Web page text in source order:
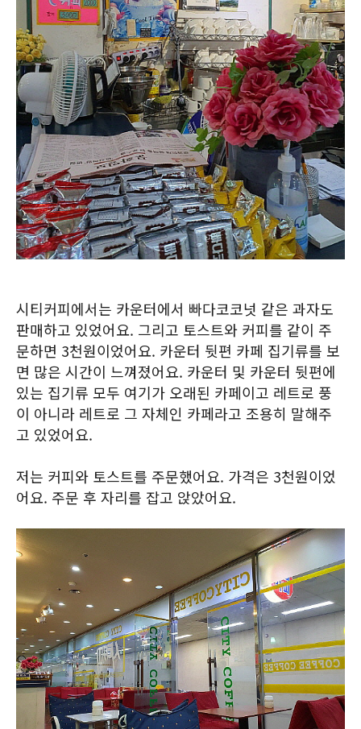
시티커피에서는 카운터에서 빠다코코넛 같은 과자도
판매하고 있었어요. 그리고 토스트와 커피를 같이 주
문하면 3천원이었어요. 카운터 뒷편 카페 집기류를 보
면 많은 시간이 느껴졌어요. 카운터 및 카운터 뒷편에
있는 집기류 모두 여기가 오래된 카페이고 레트로 풍
이 아니라 레트로 그 자체인 카페라고 조용히 말해주
고 있었어요.
저는 커피와 토스트를 주문했어요. 가격은 3천원이었
어요. 주문 후 자리를 잡고 앉았어요.